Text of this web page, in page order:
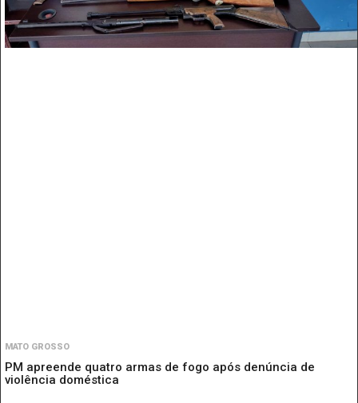
MATO GROSSO
PM apreende quatro armas de fogo após denúncia de
violência doméstica